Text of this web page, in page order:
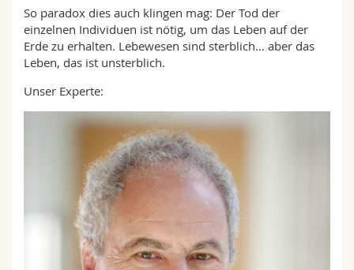
So paradox dies auch klingen mag: Der Tod der
einzelnen Individuen ist nötig, um das Leben auf der
Erde zu erhalten. Lebewesen sind sterblich… aber das
Leben, das ist unsterblich.
Unser Experte: